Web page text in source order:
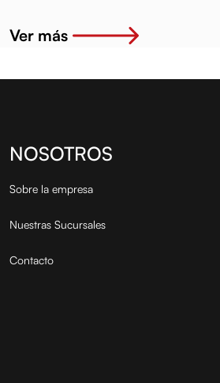
Ver más
NOSOTROS
Sobre la empresa
Nuestras Sucursales
Contacto